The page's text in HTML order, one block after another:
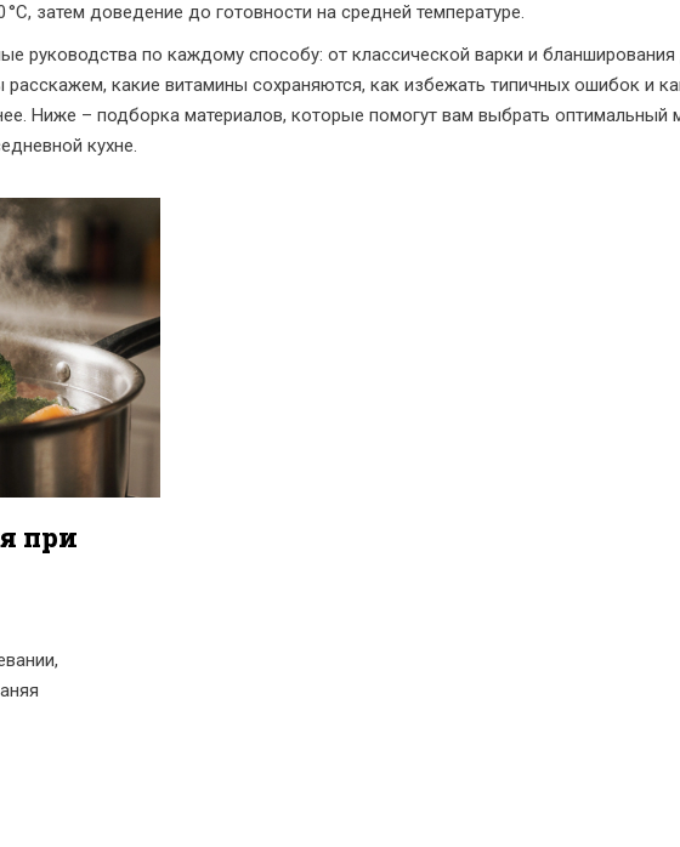
затем доведение до готовности на средней температуре.
руководства по каждому способу: от классической варки и
какие витамины сохраняются, как избежать типичных ошибок и
Ниже – подборка материалов, которые помогут вам выбрать оптимальный
кухне.
при